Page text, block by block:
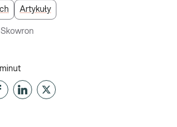
Artykuły
minut